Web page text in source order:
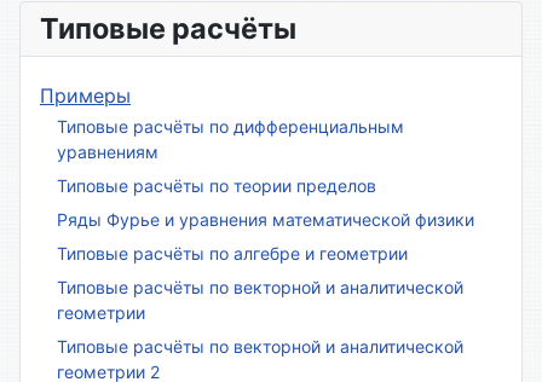
Типовые расчёты
Примеры
Типовые расчёты по дифференциальным
уравнениям
Типовые расчёты по теории пределов
Ряды Фурье и уравнения математической физики
Типовые расчёты по алгебре и геометрии
Типовые расчёты по векторной и аналитической
геометрии
Типовые расчёты по векторной и аналитической
геометрии 2